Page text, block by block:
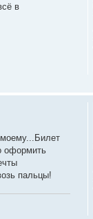
в
оформить
пальцы!